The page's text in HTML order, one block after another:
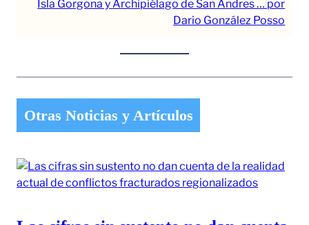
Isla Gorgona y Archipiélago de San Andres … por
Dario González Posso
Otras Noticias y Artículos